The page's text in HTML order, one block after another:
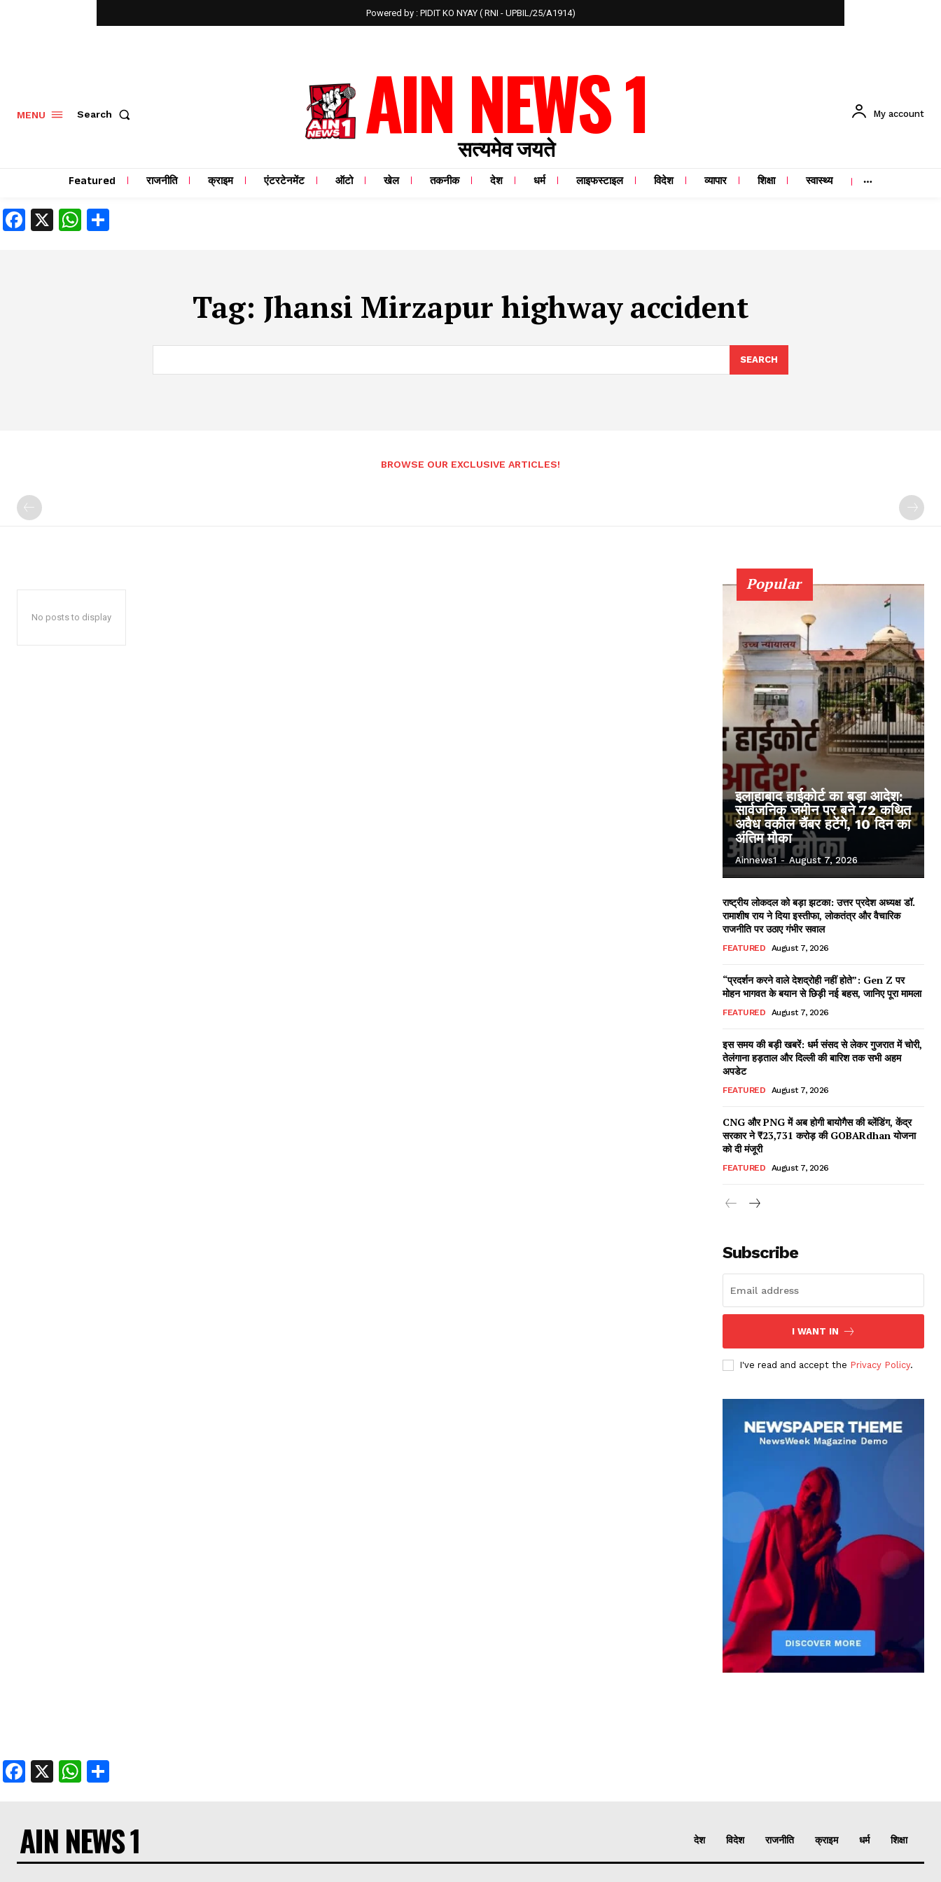
Powered by : PIDIT KO NYAY ( RNI - UPBIL/25/A1914)
MENU Search AIN NEWS 1
सत्यमेव जयते
My account
Featured राजनीति क्राइम एंटरटेनमेंट ऑटो खेल तकनीक देश धर्म लाइफस्टाइल विदेश व्यापार शिक्षा स्वास्थ्य
Facebook
X WhatsApp
Tag: Jhansi Mirzapur highway accident
SEARCH
BROWSE OUR EXCLUSIVE ARTICLES!
No posts to display
Popular
इलाहाबाद हाईकोर्ट का बड़ा आदेश:
सार्वजनिक जमीन पर बने 72 कथित
अवैध वकील चैंबर हटेंगे, 10 दिन का
अंतिम मौका
Ainnews1 - August 7, 2026
राष्ट्रीय लोकदल को बड़ा झटका: उत्तर प्रदेश अध्यक्ष डॉ.
रामाशीष राय ने दिया इस्तीफा, लोकतंत्र और वैचारिक
राजनीति पर उठाए गंभीर सवाल
FEATURED August 7, 2026
“प्रदर्शन करने वाले देशद्रोही नहीं होते”: Gen Z पर
मोहन भागवत के बयान से छिड़ी नई बहस, जानिए पूरा मामला
FEATURED August 7, 2026
इस समय की बड़ी खबरें: धर्म संसद से लेकर गुजरात में चोरी,
तेलंगाना हड़ताल और दिल्ली की बारिश तक सभी अहम
अपडेट
FEATURED August 7, 2026
CNG और PNG में अब होगी बायोगैस की ब्लेंडिंग, केंद्र
सरकार ने ₹23,731 करोड़ की GOBARdhan योजना
को दी मंजूरी
FEATURED August 7, 2026
Subscribe
I WANT IN
I've read and accept the Privacy Policy.
Facebook
X WhatsApp
AIN NEWS 1 देश विदेश राजनीति क्राइम धर्म शिक्षा